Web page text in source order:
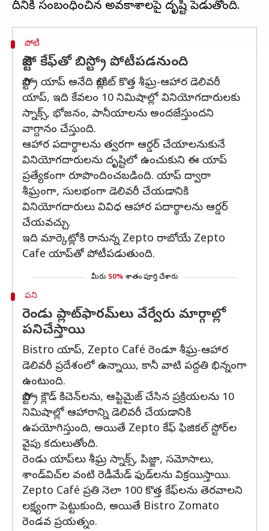
పోటీ
జెప్టో కేఫ్‌తో బిస్ట్రో పోటీపడనుంది
బిస్ట్రో యాప్ అనేది బ్లింకిట్ కొత్త శీఘ్ర-ఆహార డెలివరీ
యాప్, ఇది కేవలం 10 నిమిషాల్లో వినియోగదారులకు
స్నాక్స్, భోజనం, పానీయాలను అందజేస్తుందని
వాగ్దానం చేస్తుంది.
ఆహార పదార్థాలను త్వరగా ఆర్డర్ చేయాలనుకునే
వినియోగదారులను దృష్టిలో ఉంచుకుని ఈ యాప్
ప్రత్యేకంగా రూపొందించబడింది. యాప్ ద్వారా
శీఘ్రంగా, సులభంగా డెలివరీ చేయడానికి
వినియోగదారులు వివిధ ఆహార పదార్థాలను ఆర్డర్
చేయవచ్చు.
ఇది మార్కెట్లోకి రానున్న Zepto రాబోయే Zepto
Cafe యాప్‌తో పోటీపడుతుంది.
మీరు 50% శాతం పూర్తి చేశారు
పని
రెండు ప్లాట్‌ఫారమ్‌లు వేర్వేరు మార్గాల్లో
పనిచేస్తాయి
Bistro యాప్, Zepto Café రెండూ శీఘ్ర-ఆహార
డెలివరీ ప్రదేశంలో ఉన్నాయి, కానీ వాటి పద్దతి భిన్నంగా
ఉంటుంది.
బిస్ట్రో క్లౌడ్ కిచెన్‌లను, ఆప్టిమైజ్ చేసిన ప్రక్రియలను 10
నిమిషాల్లో ఆహారాన్ని డెలివరీ చేయడానికి
ఉపయోగిస్తుంది, అయితే Zepto కేఫ్ ఫిజికల్ స్టోర్‌ల
వైపు కదులుతోంది.
రెండు యాప్‌లు శీఘ్ర స్నాక్స్, పిజ్జా, సమోసాలు,
శాండ్‌విచ్‌ల వంటి రెడీమేడ్ ఫుడ్‌లను విక్రయిస్తాయి.
Zepto Café ప్రతి నెలా 100 కొత్త కేఫ్‌లను తెరవాలని
లక్ష్యంగా పెట్టుకుంది, అయితే Bistro Zomato
రెండవ ప్రయత్నం.